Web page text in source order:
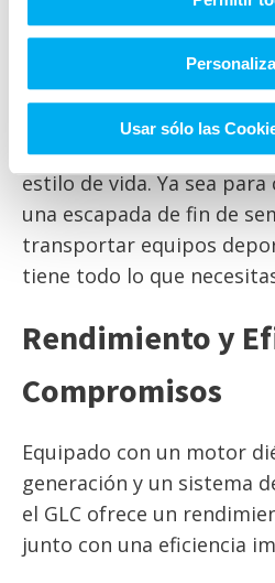
Usar sólo las
En Auto Classe,
clientes tienen diferentes
eso que el Mercedes-Benz
ofrece una amplia gama
espacio y
estilo de vida. Ya sea
una escapada de fin de
transportar equipos
tiene todo lo que
Rendimiento y
Compromisos
Equipado con un motor
generación y un sistema
el GLC ofrece un
junto con una eficiencia